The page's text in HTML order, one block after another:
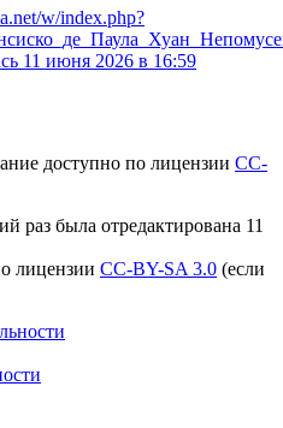
w/index.php?
11 июня 2026 в 16:59
доступно по лицензии CC-
раз была отредактирована 11
лицензии CC-BY-SA 3.0 (если